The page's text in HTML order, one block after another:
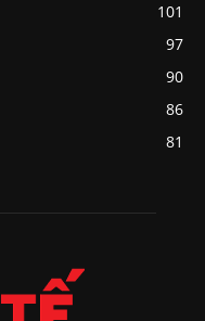
101
97
90
86
81